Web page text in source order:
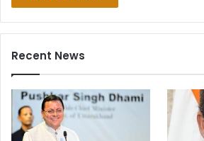
Recent News